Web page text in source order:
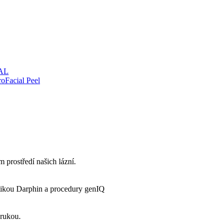
Peel
prostředí našich lázní.
Darphin a procedury genIQ